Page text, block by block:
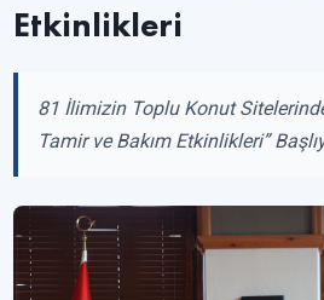
Etkinlikleri
81 İlimizin Toplu Konut
Tamir ve Bakım Etkinlikleri”